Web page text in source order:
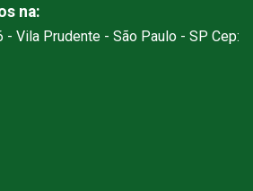
na:
- Vila Prudente - São Paulo - SP Cep: